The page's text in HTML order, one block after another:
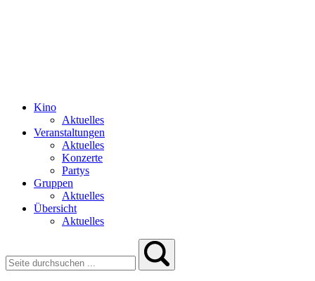
Kino
Aktuelles
Veranstaltungen
Aktuelles
Konzerte
Partys
Gruppen
Aktuelles
Übersicht
Aktuelles